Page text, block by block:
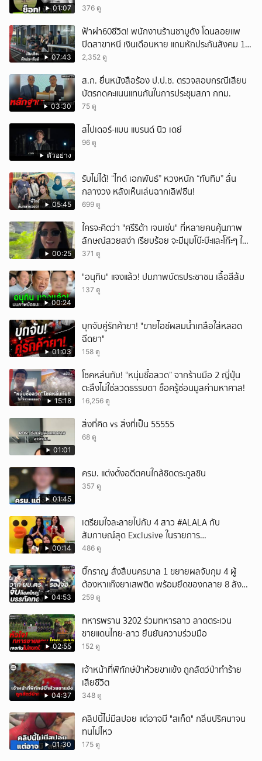
01:07 376 ดู
07:43
ฟ้าผ่า60ชีวิต! พนักงานร้านชาบูดัง โดนลอยแพ
ปิดสาขาหนี เงินเดือนหาย แถมหักประกันสังคม 11
เดือนแต่ไม่ส่ง?
2,352 ดู
03:30
ส.ก. ยื่นหนังสือร้อง ป.ป.ช. ตรวจสอบกรณีเสียบ
บัตรกดคะแนนแทนกันในการประชุมสภา กทม.
75 ดู
ตัวอย่าง
สไปเดอร์-แมน แบรนด์ นิว เดย์
96 ดู
05:45
รับไม่ได้! “ไทด์ เอกพันธ์” หวงหนัก “ทับทิม” ลั่น
กลางวง หลังเห็นเล่นฉากเลิฟซีน!
699 ดู
00:25
ใครจะคิดว่า "ศรีริต้า เจนเซ่น" ที่หลายคนคุ้นภาพ
ลักษณ์สวยสง่า เรียบร้อย จะมีมุมโบ๊ะบ๊ะและโก๊ะๆ ให้
ได้อมยิ้มเหมือนกัน งานนี้ทำเอาแฟนๆ ทั้งเอ็นดูทั้ง
371 ดู
00:24
"อนุทิน" แจงแล้ว! ปมภาพบัตรประชาชน เสื้อสีส้ม
137 ดู
01:03
บุกจับคู่รักค้ายา! "ขายไอซ์ผสมน้ำเกลือใส่หลอด
ฉีดยา"
158 ดู
15:18
โชคหล่นทับ! “หนุ่มซื้อลวด” จากร้านมือ 2 ญี่ปุ่น
ตะลึงไม่ใช่ลวดธรรมดา ช็อครู้ซ่อนมูลค่ามหาศาล!
16,256 ดู
01:01
สิ่งที่คิด vs สิ่งที่เป็น 55555
68 ดู
01:45
ครม. แต่งตั้งอดีตคนใกล้ชิดตระกูลชิน
357 ดู
00:14
เตรียมใจละลายไปกับ 4 สาว #ALALA กับ
สัมภาษณ์สุด Exclusive ในรายการ
#POPCORNER เร็ว ๆ นี้ที่ #LINETODAYPOP
486 ดู
04:53
บิ๊กราญ สั่งสืบนครบาล 1 ขยายผลจับกุม 4 ผู้
ต้องหาแก๊งยาเสพติด พร้อมยึดของกลาย 8 ลัง
ส่งผ่านขนส่งเอกชนเข้า กทม.
259 ดู
02:55
ทหารพราน 3202 ร่วมทหารลาว ลาดตระเวน
ชายแดนไทย-ลาว ยืนยันความร่วมมือ
152 ดู
04:37
เจ้าหน้าที่พิทักษ์ป่าห้วยขาแข้ง ถูกสัตว์ป่าทำร้าย
เสียชีวิต
348 ดู
01:30
คลิปนี้ไม่มีสปอย แต่อาจมี "สเก็ด" กลิ่นปริศนาจน
ทนไม่ไหว
175 ดู